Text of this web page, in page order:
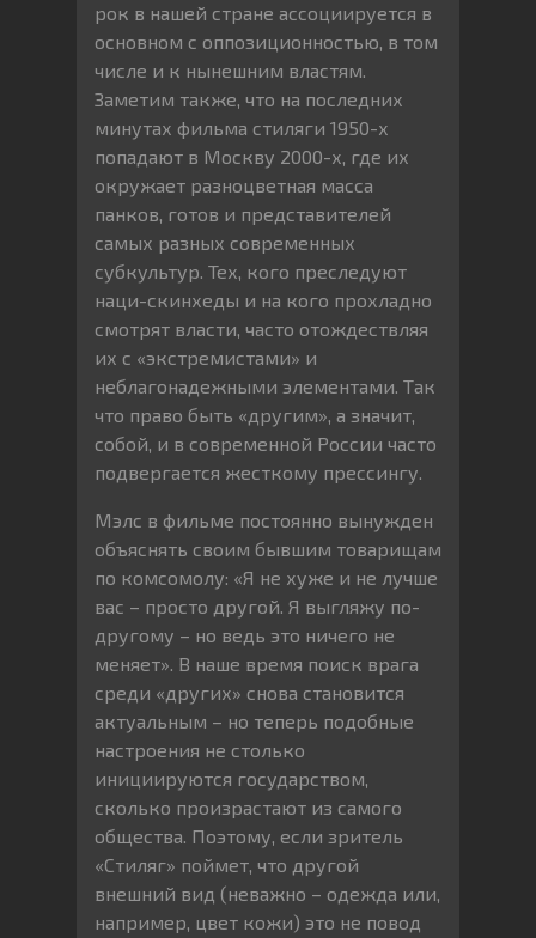
рок в нашей стране ассоциируется в
основном с оппозиционностью, в том
числе и к нынешним властям.
Заметим также, что на последних
минутах фильма стиляги 1950-х
попадают в Москву 2000-х, где их
окружает разноцветная масса
панков, готов и представителей
самых разных современных
субкультур. Тех, кого преследуют
наци-скинхеды и на кого прохладно
смотрят власти, часто отождествляя
их с «экстремистами» и
неблагонадежными элементами. Так
что право быть «другим», а значит,
собой, и в современной России часто
подвергается жесткому прессингу.
Мэлс в фильме постоянно вынужден
объяснять своим бывшим товарищам
по комсомолу: «Я не хуже и не лучше
вас – просто другой. Я выгляжу по-
другому – но ведь это ничего не
меняет». В наше время поиск врага
среди «других» снова становится
актуальным – но теперь подобные
настроения не столько
инициируются государством,
сколько произрастают из самого
общества. Поэтому, если зритель
«Стиляг» поймет, что другой
внешний вид (неважно – одежда или,
например, цвет кожи) это не повод